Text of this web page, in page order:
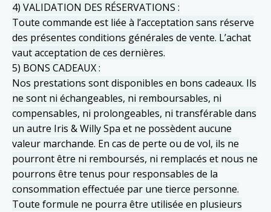
4) VALIDATION DES RÉSERVATIONS :
Toute commande est liée à l’acceptation sans réserve
des présentes conditions générales de vente. L’achat
vaut acceptation de ces dernières.
5) BONS CADEAUX :
Nos prestations sont disponibles en bons cadeaux. Ils
ne sont ni échangeables, ni remboursables, ni
compensables, ni prolongeables, ni transférable dans
un autre Iris & Willy Spa et ne possèdent aucune
valeur marchande. En cas de perte ou de vol, ils ne
pourront être ni remboursés, ni remplacés et nous ne
pourrons être tenus pour responsables de la
consommation effectuée par une tierce personne.
Toute formule ne pourra être utilisée en plusieurs